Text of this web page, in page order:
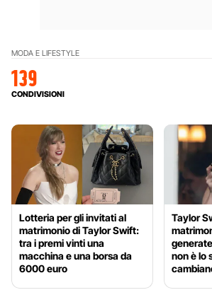
MODA E LIFESTYLE
139
CONDIVISIONI
Lotteria per gli invitati al
matrimonio di Taylor Swift:
tra i premi vinti una
macchina e una borsa da
6000 euro
Taylor
non è lo